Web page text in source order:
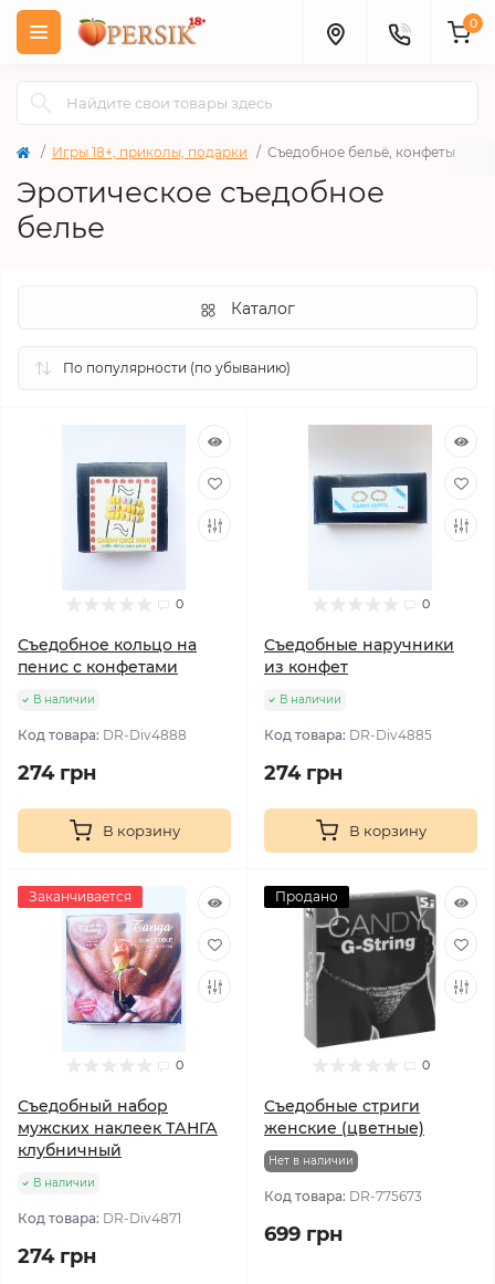
0
Игры 18+, приколы, подарки Съедобное бельё, конфеты
Эротическое съедобное
белье
Каталог
0
Съедобное кольцо на
пенис с конфетами
В наличии
Код товара: DR-Div4888
274 грн
В корзину
0
Съедобные наручники
из конфет
В наличии
Код товара: DR-Div4885
274 грн
В корзину
Заканчивается
0
Съедобный набор
мужских наклеек ТАНГА
клубничный
В наличии
Код товара: DR-Div4871
274 грн
Продано
0
Съедобные стриги
женские (цветные)
Нет в наличии
Код товара: DR-775673
699 грн